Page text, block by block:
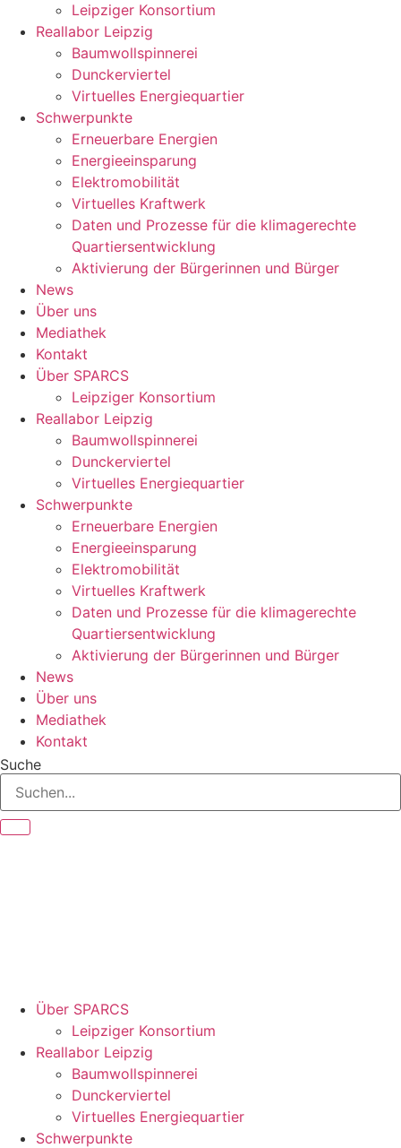
Leipziger Konsortium
Reallabor Leipzig
Baumwollspinnerei
Dunckerviertel
Virtuelles Energiequartier
Schwerpunkte
Erneuerbare Energien
Energieeinsparung
Elektromobilität
Virtuelles Kraftwerk
Daten und Prozesse für die klimagerechte
Quartiersentwicklung
Aktivierung der Bürgerinnen und Bürger
News
Über uns
Mediathek
Kontakt
Über SPARCS
Leipziger Konsortium
Reallabor Leipzig
Baumwollspinnerei
Dunckerviertel
Virtuelles Energiequartier
Schwerpunkte
Erneuerbare Energien
Energieeinsparung
Elektromobilität
Virtuelles Kraftwerk
Daten und Prozesse für die klimagerechte
Quartiersentwicklung
Aktivierung der Bürgerinnen und Bürger
News
Über uns
Mediathek
Kontakt
Suche
Über SPARCS
Leipziger Konsortium
Reallabor Leipzig
Baumwollspinnerei
Dunckerviertel
Virtuelles Energiequartier
Schwerpunkte